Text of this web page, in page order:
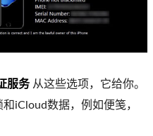
服务从这些选项，它给你。
iCloud数据，例如便笺，